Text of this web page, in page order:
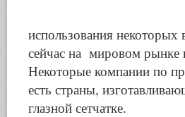
использования
сейчас на мировом рынке
Некоторые компании по
есть страны,
глазной сетчатке.